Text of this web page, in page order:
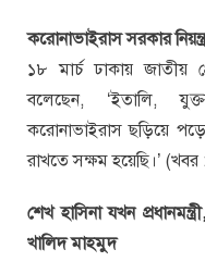
করোনাভাইরাস সরকার
১৮ মার্চ ঢাকায় জাতীয়
বলেছেন, ‘ইতালি,
করোনাভাইরাস ছড়িয়ে
রাখতে সক্ষম হয়েছি।’ (খবর
শেখ হাসিনা যখন
খালিদ মাহমুদ